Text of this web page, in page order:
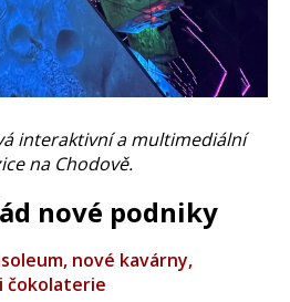
interaktivní a multimediální
na Chodově.
nové podniky
nové kavárny,
čokolaterie